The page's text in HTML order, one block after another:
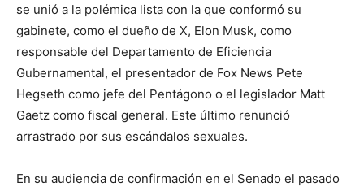
se unió a la polémica lista con la que conformó su
gabinete, como el dueño de X, Elon Musk, como
responsable del Departamento de Eficiencia
Gubernamental, el presentador de Fox News Pete
Hegseth como jefe del Pentágono o el legislador Matt
Gaetz como fiscal general. Este último renunció
arrastrado por sus escándalos sexuales.
En su audiencia de confirmación en el Senado el pasado